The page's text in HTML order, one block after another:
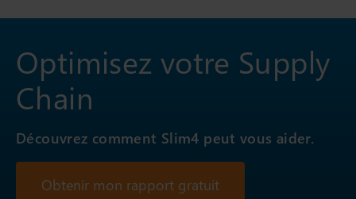
Optimisez votre Supply
Chain
Découvrez comment Slim4 peut vous aider.
Obtenir mon rapport gratuit